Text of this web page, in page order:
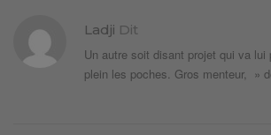
Ladji Dit
Un autre soit disant projet qui va
plein les poches. Gros menteur, »